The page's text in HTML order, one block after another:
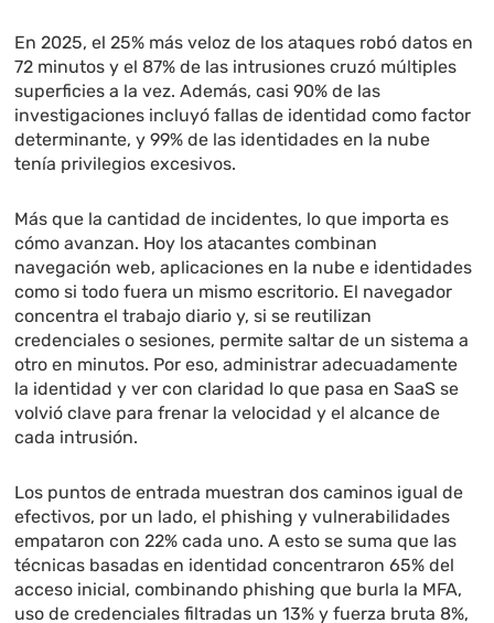
En 2025, el 25% más veloz de los ataques robó datos en
72 minutos y el 87% de las intrusiones cruzó múltiples
superficies a la vez. Además, casi 90% de las
investigaciones incluyó fallas de identidad como factor
determinante, y 99% de las identidades en la nube
tenía privilegios excesivos.
Más que la cantidad de incidentes, lo que importa es
cómo avanzan. Hoy los atacantes combinan
navegación web, aplicaciones en la nube e identidades
como si todo fuera un mismo escritorio. El navegador
concentra el trabajo diario y, si se reutilizan
credenciales o sesiones, permite saltar de un sistema a
otro en minutos. Por eso, administrar adecuadamente
la identidad y ver con claridad lo que pasa en SaaS se
volvió clave para frenar la velocidad y el alcance de
cada intrusión.
Los puntos de entrada muestran dos caminos igual de
efectivos, por un lado, el phishing y vulnerabilidades
empataron con 22% cada uno. A esto se suma que las
técnicas basadas en identidad concentraron 65% del
acceso inicial, combinando phishing que burla la MFA,
uso de credenciales filtradas un 13% y fuerza bruta 8%,